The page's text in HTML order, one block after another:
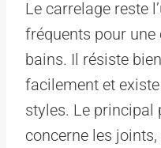
Le carrelage reste
fréquents pour une
bains. Il résiste
facilement et
styles. Le principal
concerne les